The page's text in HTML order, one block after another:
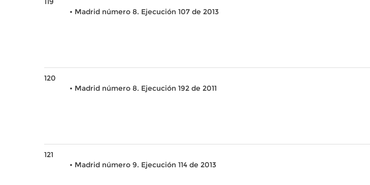
• Madrid número 8. Ejecución 107 de 2013
120
• Madrid número 8. Ejecución 192 de 2011
121
• Madrid número 9. Ejecución 114 de 2013